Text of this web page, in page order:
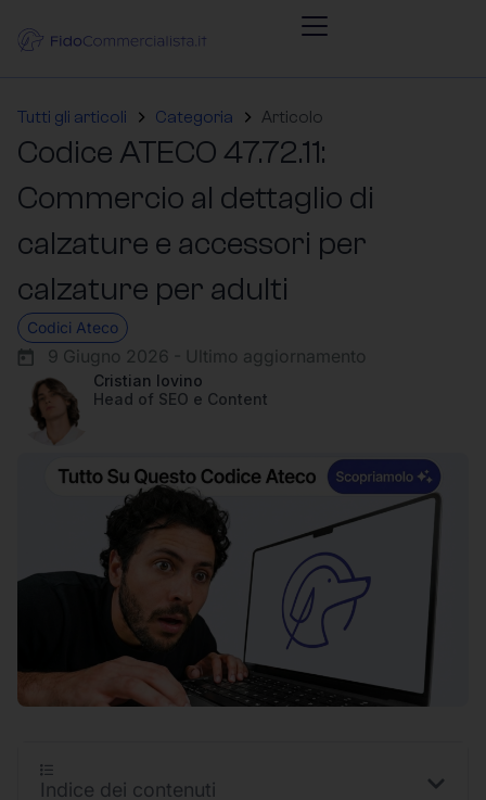
Tutti gli articoli Categoria Articolo
Codice ATECO 47.72.11:
Commercio al dettaglio di
calzature e accessori per
calzature per adulti
Codici Ateco
9 Giugno 2026 - Ultimo aggiornamento
Cristian Iovino
Head of SEO e Content
Indice dei contenuti